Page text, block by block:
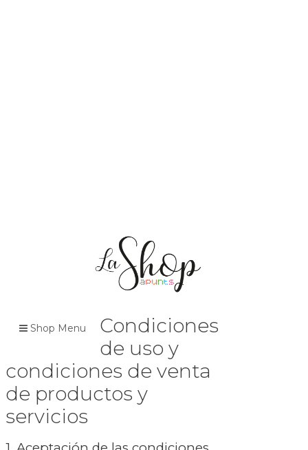
Shop Menu
Condiciones
de uso y
condiciones de venta
de productos y
servicios